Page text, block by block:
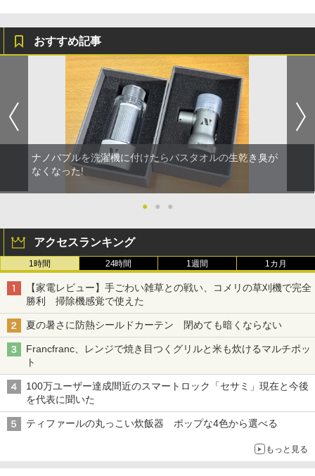
おすすめ記事
ナノバブルを洗濯機に付けたらバスタオルの生乾き臭が
なくなった!
● ● ●
アクセスランキング
1時間 24時間 1週間 1カ月
【家電レビュー】手ごわい雑草との戦い、コメリの草刈機で完全
勝利 掃除機感覚で使えた
夏の暑さに防熱シールドカーテン 閉めても暗くならない
Francfranc、レンジで焼き目つくグリルと米も炊けるマルチポッ
ト
100万ユーザー達成間近のスマートロック「セサミ」現在と今後
を代表に聞いた
ティファールの丸っこい炊飯器 ポップな4色から選べる
もっと見る